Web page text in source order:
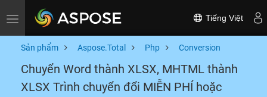
Toggle navigation Tiếng Việt
Sản phẩm Aspose.Total Php Conversion
Chuyển Word thành XLSX, MHTML thành
XLSX Trình chuyển đổi MIỄN PHÍ hoặc